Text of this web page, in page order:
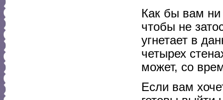
Как бы вам ни
чтобы не
угнетает в
четырех
может, со
Если вам